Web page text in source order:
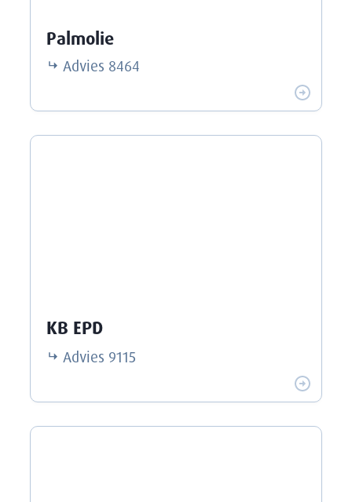
Palmolie
Advies 8464
KB EPD
Advies 9115